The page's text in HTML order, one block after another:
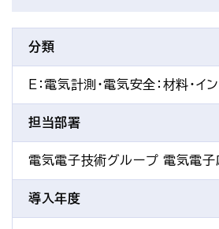
分類
E：電気計測・電気安全 ：材料・イ
担当部署
電気電子技術グループ 電気電子
導入年度